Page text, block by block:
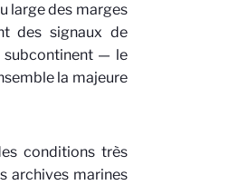
large des marges
des signaux de
subcontinent — le
la majeure
conditions très
archives marines